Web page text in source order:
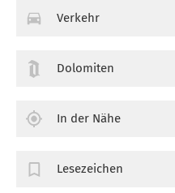
Verkehr
Dolomiten
In der Nähe
Lesezeichen